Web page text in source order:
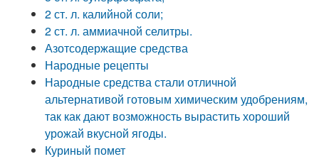
2 ст. л. калийной соли;
2 ст. л. аммиачной селитры.
Азотсодержащие средства
Народные рецепты
Народные средства стали отличной
альтернативой готовым химическим удобрениям,
так как дают возможность вырастить хороший
урожай вкусной ягоды.
Куриный помет